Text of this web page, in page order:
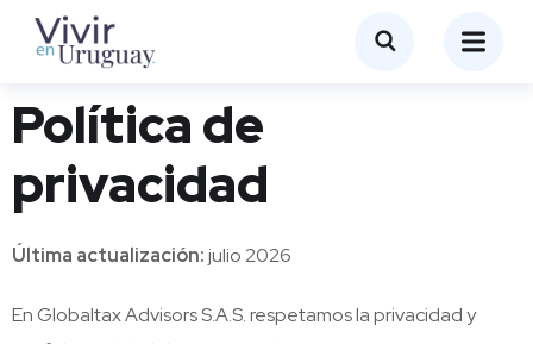
Política de
privacidad
Última actualización:julio 2026
En Globaltax Advisors S.A.S. respetamos la privacidad y